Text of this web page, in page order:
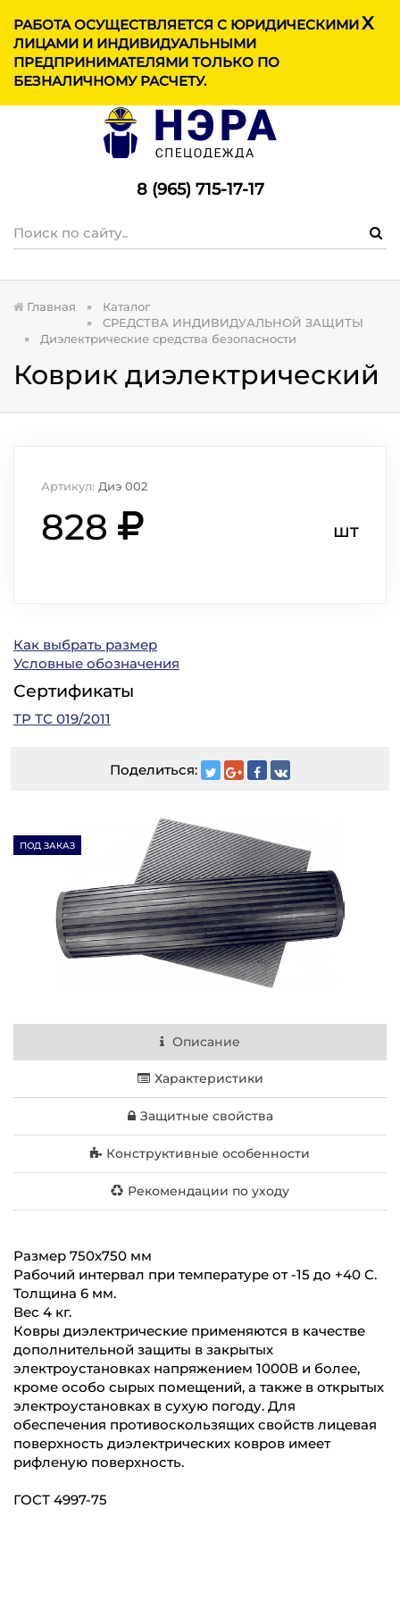
МЕНЮ
РАБОТА ОСУЩЕСТВЛЯЕТСЯ С ЮРИДИЧЕСКИМИ
ЛИЦАМИ И ИНДИВИДУАЛЬНЫМИ
ПРЕДПРИНИМАТЕЛЯМИ ТОЛЬКО ПО
БЕЗНАЛИЧНОМУ РАСЧЕТУ.
X
8 (965) 715-17-17
Главная
Каталог
СРЕДСТВА ИНДИВИДУАЛЬНОЙ ЗАЩИТЫ
Диэлектрические средства безопасности
Коврик диэлектрический
Артикул: Диэ 002
828 шт
Как выбрать размер
Условные обозначения
Сертификаты
ТР ТС 019/2011
Поделиться:
ПОД ЗАКАЗ
Описание
Характеристики
Защитные свойства
Конструктивные особенности
Рекомендации по уходу
Размер 750х750 мм
Рабочий интервал при температуре от -15 до +40 С.
Толщина 6 мм.
Вес 4 кг.
Ковры диэлектрические применяются в качестве
дополнительной защиты в закрытых
электроустановках напряжением 1000В и более,
кроме особо сырых помещений, а также в открытых
электроустановках в сухую погоду. Для
обеспечения противоскользящих свойств лицевая
поверхность диэлектрических ковров имеет
рифленую поверхность.
ГОСТ 4997-75